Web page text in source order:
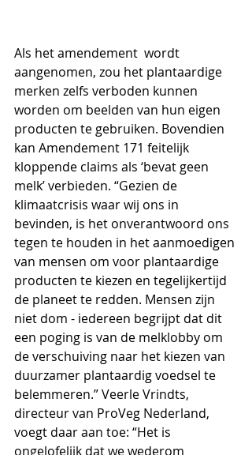
Als het amendement  wordt
aangenomen, zou het plantaardige
merken zelfs verboden kunnen
worden om beelden van hun eigen
producten te gebruiken. Bovendien
kan Amendement 171 feitelijk
kloppende claims als ‘bevat geen
melk’ verbieden. “Gezien de
klimaatcrisis waar wij ons in
bevinden, is het onverantwoord ons
tegen te houden in het aanmoedigen
van mensen om voor plantaardige
producten te kiezen en tegelijkertijd
de planeet te redden. Mensen zijn
niet dom - iedereen begrijpt dat dit
een poging is van de melklobby om
de verschuiving naar het kiezen van
duurzamer plantaardig voedsel te
belemmeren.” Veerle Vrindts,
directeur van ProVeg Nederland,
voegt daar aan toe: “Het is
ongelofelijk dat we wederom